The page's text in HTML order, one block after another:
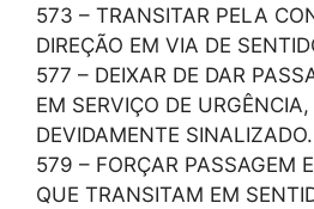
573 – TRANSITAR PELA
DIREÇÃO EM VIA DE
577 – DEIXAR DE DAR
EM SERVIÇO DE
DEVIDAMENTE SINALIZADO.
579 – FORÇAR PASSAGEM
QUE TRANSITAM EM